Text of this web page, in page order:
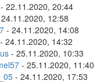
- 22.11.2020, 20:44
12:58
- 24.11.2020, 14:08
- 24.11.2020, 14:32
- 25.11.2020, 10:33
- 25.11.2020, 11:40
- 24.11.2020, 17:53